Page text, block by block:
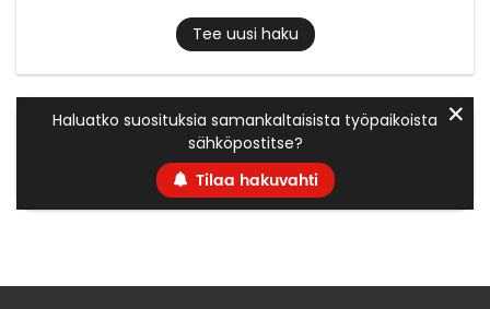
Tee uusi haku
Haluatko suosituksia samankaltaisista työpaikoista
sähköpostitse?
Tilaa hakuvahti
✕